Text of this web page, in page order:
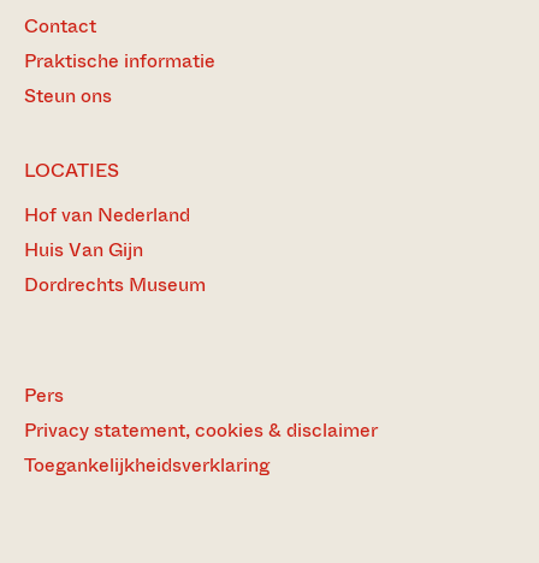
Contact
Praktische informatie
Steun ons
LOCATIES
Hof van Nederland
Huis Van Gijn
Dordrechts Museum
Pers
Privacy statement, cookies & disclaimer
Toegankelijkheidsverklaring